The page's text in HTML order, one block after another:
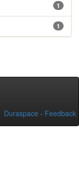
1
1
Duraspace - Feedback